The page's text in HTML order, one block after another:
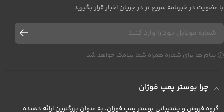
با عضویت در خبرنامه سریع تر در جریان اخبار قرار بگیرید .
پیام ها برای شماره همراه شما پیامک خواهد شد
چرا بوستر پمپ فوژان
گروه فروش و پشتیبانی بوستر پمپ فوژان، به عنوان بزرگترین ارائه دهنده